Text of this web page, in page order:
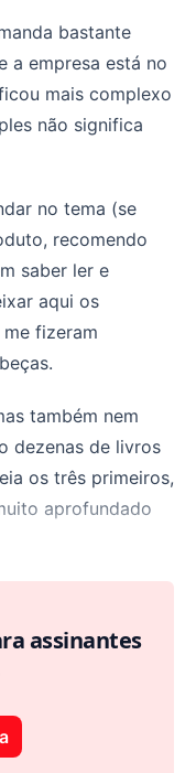
bastante
a empresa está no
mais complexo
não significa
no tema (se
recomendo
saber ler e
aqui os
fizeram
também nem
dezenas de livros
os três primeiros,
aprofundado
assinantes